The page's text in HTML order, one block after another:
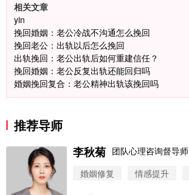
相关文章
yin
挽回婚姻：老公冷战不沟通怎么挽回
挽回老公：出轨以后怎么挽回
出轨挽回：老公出轨后如何重建信任？
挽回婚姻：老公反复出轨还能回归吗
婚姻挽回复合：老公精神出轨该挽回吗
推荐导师
李秋菊 团队心理咨询督导师
婚姻修复
情感提升